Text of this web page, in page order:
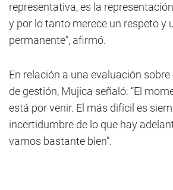
representativa, es la
y por lo tanto merece un respeto y
permanente”, afirmó.
En relación a una evaluación
de gestión, Mujica señaló: “El
está por venir. El más difícil es
incertidumbre de lo que hay
vamos bastante bien”.